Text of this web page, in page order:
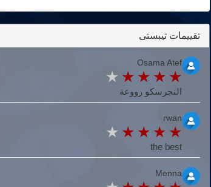
تقييمات تيبستى
Osama Atef
النجرسكو رووعة
rwan
the best
Menna